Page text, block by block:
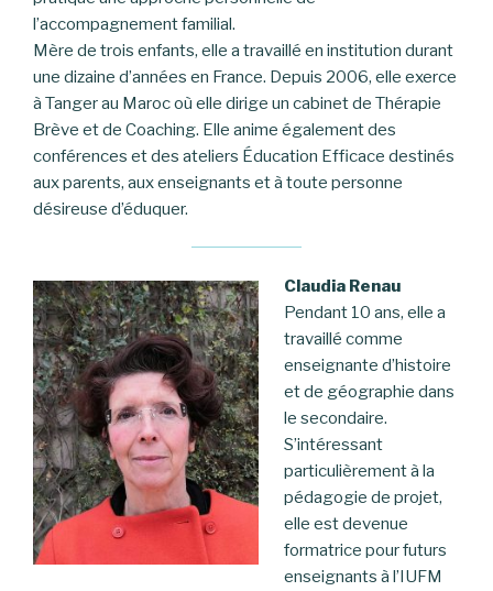
l’accompagnement familial.
Mère de trois enfants, elle a travaillé en institution durant
une dizaine d’années en France. Depuis 2006, elle exerce
à Tanger au Maroc où elle dirige un cabinet de Thérapie
Brève et de Coaching. Elle anime également des
conférences et des ateliers Éducation Efficace destinés
aux parents, aux enseignants et à toute personne
désireuse d’éduquer.
Claudia Renau
Pendant 10 ans, elle a
travaillé comme
enseignante d’histoire
et de géographie dans
le secondaire.
S’intéressant
particulièrement à la
pédagogie de projet,
elle est devenue
formatrice pour futurs
enseignants à l’IUFM